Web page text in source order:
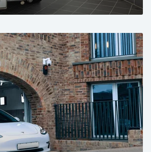
Berlin
floor next to the apartment